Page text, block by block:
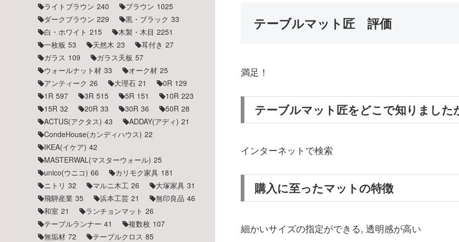
テーブルマット匠 評価
満足！
テーブルマット匠をどこで知りました
インターネットで検索
購入に至ったマットの特徴
細かいサイズの指定ができる, 透明感が高い
ライトブラウン 240 ブラウン 1025
ダークブラウン 229 黒・ブラック 33
白・ホワイト 215 木製・木目 2251
一枚板 53 天然木 23 耳付き 27
ガラス 109 ガラス天板 57
ウォールナット材 33 オーク材 25
アンティーク 26 大理石 21 0R 129
1R 597 3R 515 5R 151 10R 223
15R 32 20R 33 30R 36 50R 28
ACTUS(アクタス) 43 ADDAY(アディ) 21
CondeHouse(カンディハウス) 22
IKEA(イケア) 42
MASTERWAL(マスターウォール) 25
unico(ウニコ) 66 カリモク家具 181
ニトリ 32 マルニ木工 26 大塚家具 31
飛騨産業 35 浜本工芸 21 無印良品 46
和室 21 ランチョンマット 26
テーブルランナー 41 複数枚 107
無垢材 72 テーブルクロス 85